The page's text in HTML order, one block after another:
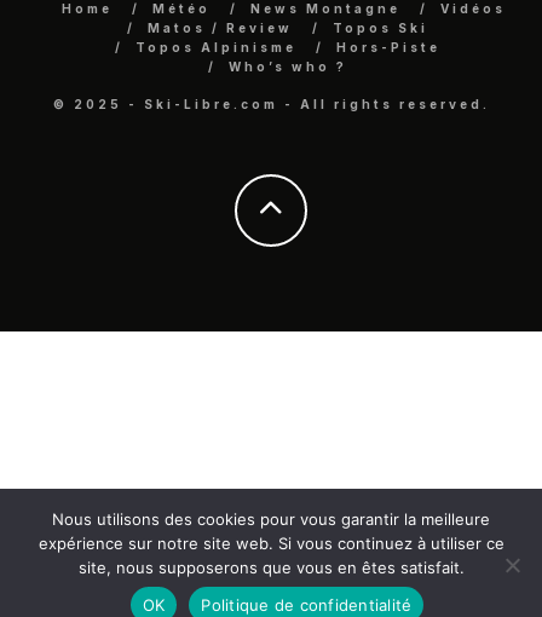
Home Météo News Montagne
Vidéos
Matos / Review
Topos Ski
Topos Alpinisme
Hors-Piste
Who’s who ?
© 2025 - Ski-Libre.com - All rights reserved.
Nous utilisons des cookies pour vous garantir la meilleure
expérience sur notre site web. Si vous continuez à utiliser ce
site, nous supposerons que vous en êtes satisfait.
OK
Politique de confidentialité